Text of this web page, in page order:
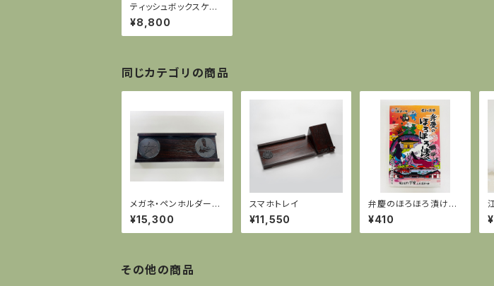
ティッシュボックスケー
ス
¥8,800
同じカテゴリの商品
メガネ・ペンホルダー
（「陰陽師0（ｾﾞﾛ）」×「岩
谷堂くらしな」）
¥15,300
スマホトレイ
¥11,550
弁慶のほろほろ漬け化
粧袋130ｇ（えさし藤原
の郷オリジナルパッケー
ジ）
¥410
その他の商品